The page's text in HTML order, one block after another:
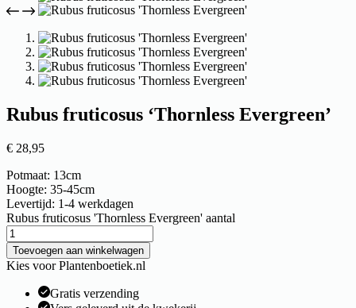
Rubus fruticosus ‘Thornless Evergreen’
€ 28,95
Potmaat: 13cm
Hoogte: 35-45cm
Levertijd: 1-4 werkdagen
Rubus fruticosus 'Thornless Evergreen' aantal
Toevoegen aan winkelwagen
Kies voor Plantenboetiek.nl
Gratis verzending